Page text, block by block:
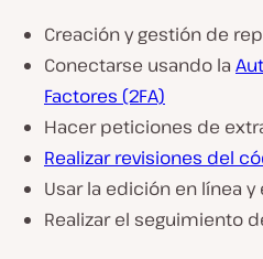
Creación y gestión de
Conectarse usando la
Factores (2FA)
Hacer peticiones de
Realizar revisiones del
Usar la edición en línea
Realizar el seguimiento